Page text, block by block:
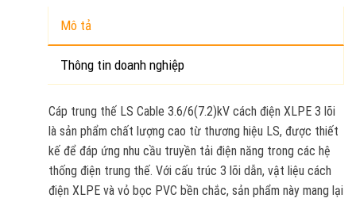
Mô tả
Thông tin doanh nghiệp
Cáp trung thế LS Cable 3.6/6(7.2)kV cách điện XLPE 3 lõi
là sản phẩm chất lượng cao từ thương hiệu LS, được thiết
kế để đáp ứng nhu cầu truyền tải điện năng trong các hệ
thống điện trung thế. Với cấu trúc 3 lõi dẫn, vật liệu cách
điện XLPE và vỏ bọc PVC bền chắc, sản phẩm này mang lại